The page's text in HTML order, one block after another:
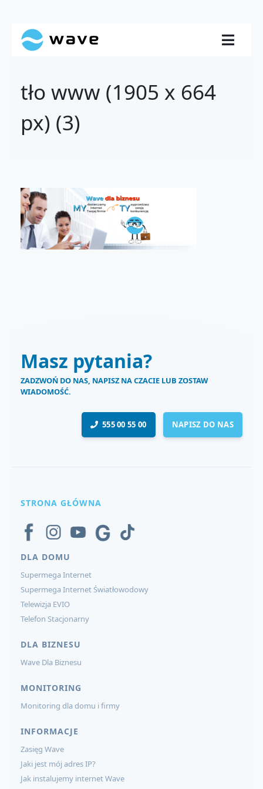
tło www (1905 x 664
px) (3)
Masz pytania?
ZADZWOŃ DO NAS, NAPISZ NA CZACIE LUB ZOSTAW
WIADOMOŚĆ.
555 00 55 00 NAPISZ DO NAS
STRONA GŁÓWNA
DLA DOMU
Supermega Internet
Supermega Internet Światłowodowy
Telewizja EVIO
Telefon Stacjonarny
DLA BIZNESU
Wave Dla Biznesu
MONITORING
Monitoring dla domu i firmy
INFORMACJE
Zasięg Wave
Jaki jest mój adres IP?
Jak instalujemy internet Wave